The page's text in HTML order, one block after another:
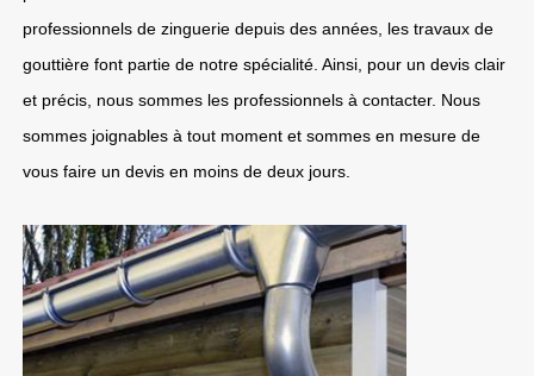
professionnels de zinguerie depuis des années, les travaux de
gouttière font partie de notre spécialité. Ainsi, pour un devis clair
et précis, nous sommes les professionnels à contacter. Nous
sommes joignables à tout moment et sommes en mesure de
vous faire un devis en moins de deux jours.